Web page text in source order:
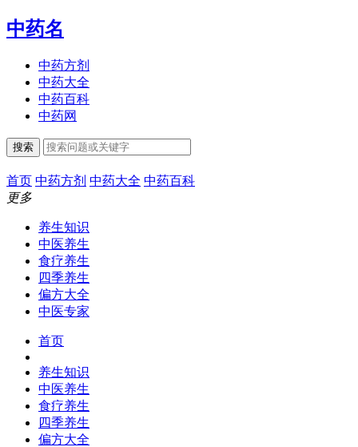
中药名
中药方剂
中药大全
中药百科
中药网
搜索
首页 中药方剂 中药大全 中药百科
更多
养生知识
中医养生
食疗养生
四季养生
偏方大全
中医专家
首页
养生知识
中医养生
食疗养生
四季养生
偏方大全